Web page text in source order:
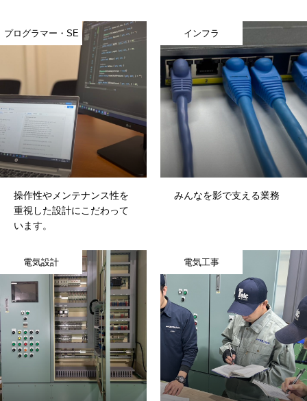
プログラマー・SE
操作性やメンテナンス性を
重視した設計にこだわって
います。
インフラ
みんなを影で支える業務
電気設計 電気工事